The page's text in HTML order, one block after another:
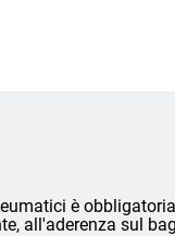
è
all'aderenza sul